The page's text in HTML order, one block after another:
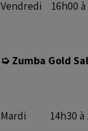
Vendredi 16h00 à
➭ Zumba Gold
Mardi 14h30 à